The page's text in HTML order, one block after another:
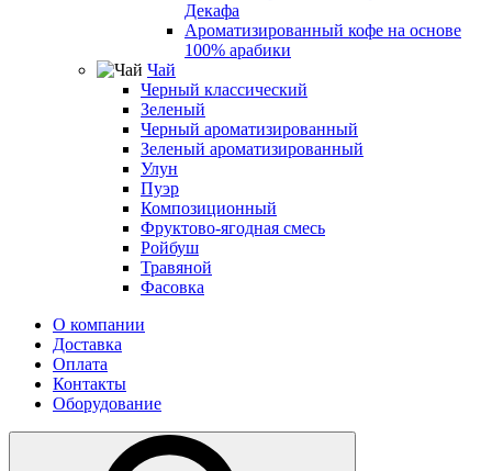
Декафа
Ароматизированный кофе на основе
100% арабики
Чай
Черный классический
Зеленый
Черный ароматизированный
Зеленый ароматизированный
Улун
Пуэр
Композиционный
Фруктово-ягодная смесь
Ройбуш
Травяной
Фасовка
О компании
Доставка
Оплата
Контакты
Оборудование